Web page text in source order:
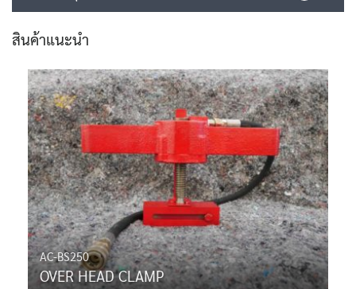
สินค้าแนะนำ
AC-BS250
OVER HEAD CLAMP